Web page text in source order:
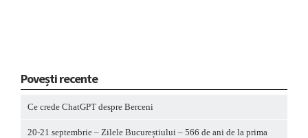
Povești recente
Ce crede ChatGPT despre Berceni
20-21 septembrie – Zilele Bucureștiului – 566 de ani de la prima